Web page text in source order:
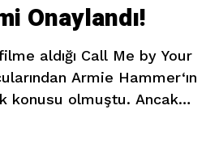
Onaylandı!
aldığı Call Me by Your
Armie Hammer‘ın
konusu olmuştu. Ancak
dönen